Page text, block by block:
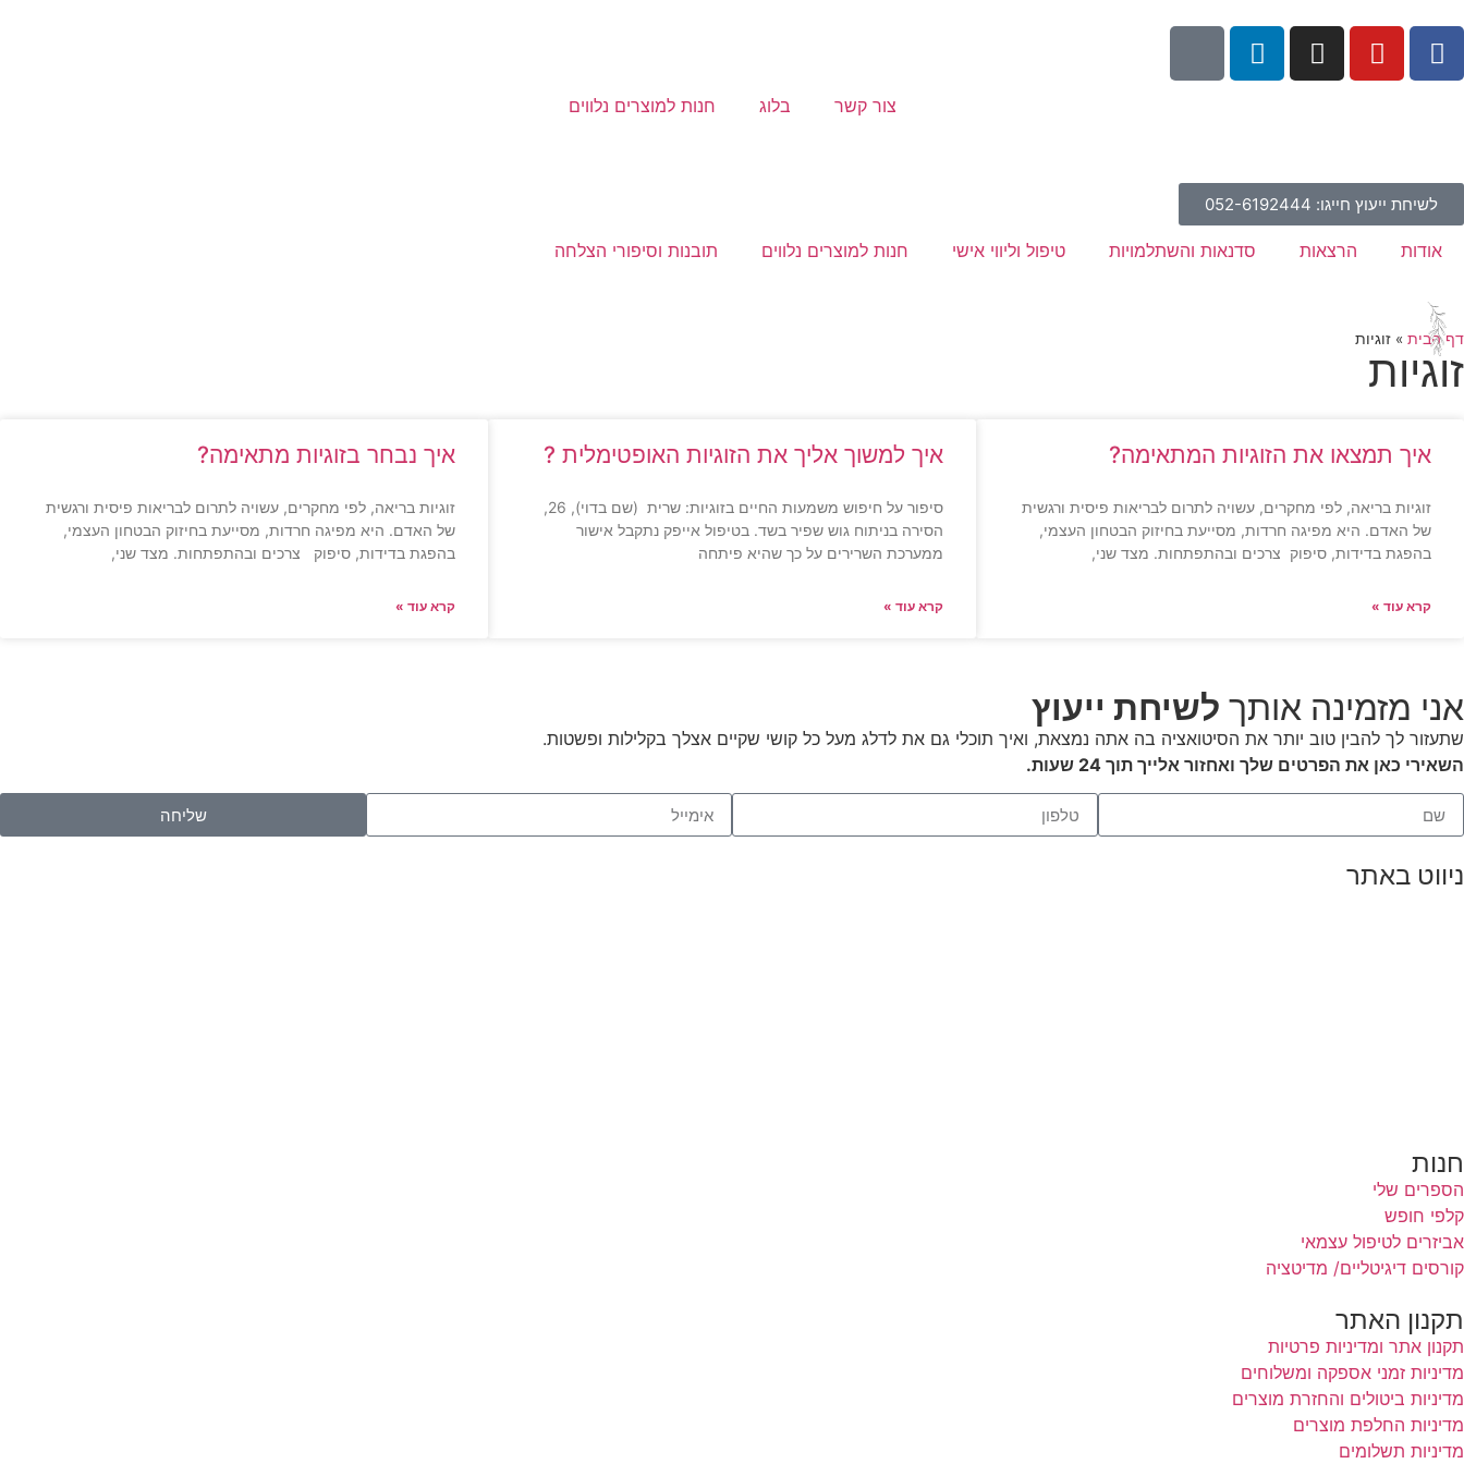
צור קשר בלוג חנות למוצרים נלווים
לשיחת ייעוץ חייגו: 052-6192444
אודות הרצאות סדנאות והשתלמויות טיפול וליווי אישי חנות למוצרים נלווים תובנות וסיפורי הצלחה
דף הבית » זוגיות
זוגיות
איך תמצאו את הזוגיות המתאימה?
זוגיות בריאה, לפי מחקרים, עשויה לתרום לבריאות פיסית ורגשית
של האדם. היא מפיגה חרדות, מסייעת בחיזוק הבטחון העצמי,
בהפגת בדידות, סיפוק צרכים ובהתפתחות. מצד שני,
קרא עוד »
איך למשוך אליך את הזוגיות האופטימלית ?
סיפור על חיפוש משמעות החיים בזוגיות: שרית (שם בדוי), 26,
הסירה בניתוח גוש שפיר בשד. בטיפול אייפק נתקבל אישור
ממערכת השרירים על כך שהיא פיתחה
קרא עוד »
איך נבחר בזוגיות מתאימה?
זוגיות בריאה, לפי מחקרים, עשויה לתרום לבריאות פיסית ורגשית
של האדם. היא מפיגה חרדות, מסייעת בחיזוק הבטחון העצמי,
בהפגת בדידות, סיפוק צרכים ובהתפתחות. מצד שני,
קרא עוד »
אני מזמינה אותך לשיחת ייעוץ
שתעזור לך להבין טוב יותר את הסיטואציה בה אתה נמצאת, ואיך תוכלי גם את לדלג מעל כל קושי שקיים אצלך בקלילות ופשטות.
השאירי כאן את הפרטים שלך ואחזור אלייך תוך 24 שעות.
שליחה
ניווט באתר
חנות
הספרים שלי
קלפי חופש
אביזרים לטיפול עצמאי
קורסים דיגיטליים/ מדיטציה
תקנון האתר
תקנון אתר ומדיניות פרטיות
מדיניות זמני אספקה ומשלוחים
מדיניות ביטולים והחזרת מוצרים
מדיניות החלפת מוצרים
מדיניות תשלומים